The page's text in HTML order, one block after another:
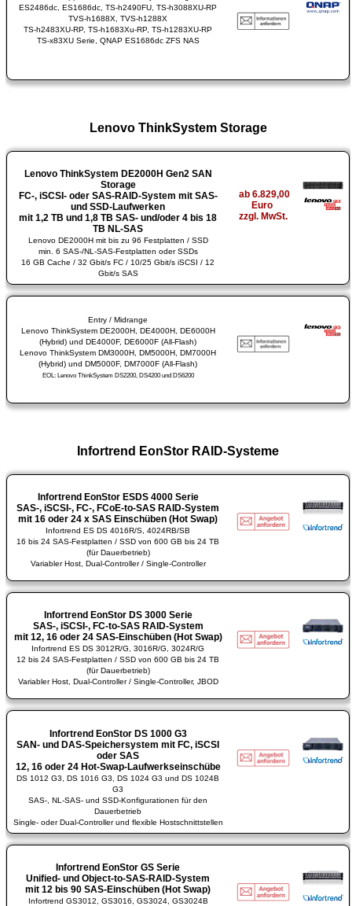
ES2486dc, ES1686dc, TS-h2490FU, TS-h3088XU-RP
TVS-h1688X, TVS-h1288X
TS-h2483XU-RP, TS-h1683Xu-RP, TS-h1283XU-RP
TS-x83XU Serie, QNAP ES1686dc ZFS NAS
Lenovo ThinkSystem Storage
Lenovo ThinkSystem DE2000H Gen2 SAN
Storage
FC-, iSCSI- oder SAS-RAID-System mit SAS-
und SSD-Laufwerken
mit 1,2 TB und 1,8 TB SAS- und/oder 4 bis 18
TB NL-SAS
Lenovo DE2000H mit bis zu 96 Festplatten / SSD
min. 6 SAS-/NL-SAS-Festplatten oder SSDs
16 GB Cache / 32 Gbit/s FC / 10/25 Gbit/s iSCSI / 12
Gbit/s SAS
ab 6.829,00
Euro
zzgl. MwSt.
Entry / Midrange
Lenovo ThinkSystem DE2000H, DE4000H, DE6000H
(Hybrid) und DE4000F, DE6000F (All-Flash)
Lenovo ThinkSystem DM3000H, DM5000H, DM7000H
(Hybrid) und DM5000F, DM7000F (All-Flash)
EOL: Lenovo ThinkSystem DS2200, DS4200 und DS6200
Infortrend EonStor RAID-Systeme
Infortrend EonStor ESDS 4000 Serie
SAS-, iSCSI-, FC-, FCoE-to-SAS RAID-System
mit 16 oder 24 x SAS Einschüben (Hot Swap)
Infortrend ES DS 4016R/S, 4024RB/SB
16 bis 24 SAS-Festplatten / SSD von 600 GB bis 24 TB
(für Dauerbetrieb)
Variabler Host, Dual-Controller / Single-Controller
Infortrend EonStor DS 3000 Serie
SAS-, iSCSI-, FC-to-SAS RAID-System
mit 12, 16 oder 24 SAS-Einschüben (Hot Swap)
Infortrend ES DS 3012R/G, 3016R/G, 3024R/G
12 bis 24 SAS-Festplatten / SSD von 600 GB bis 24 TB
(für Dauerbetrieb)
Variabler Host, Dual-Controller / Single-Controller, JBOD
Infortrend EonStor DS 1000 G3
SAN- und DAS-Speichersystem mit FC, iSCSI
oder SAS
12, 16 oder 24 Hot-Swap-Laufwerkseinschübe
DS 1012 G3, DS 1016 G3, DS 1024 G3 und DS 1024B
G3
SAS-, NL-SAS- und SSD-Konfigurationen für den
Dauerbetrieb
Single- oder Dual-Controller und flexible Hostschnittstellen
Infortrend EonStor GS Serie
Unified- und Object-to-SAS-RAID-System
mit 12 bis 90 SAS-Einschüben (Hot Swap)
Infortrend GS3012, GS3016, GS3024, GS3024B